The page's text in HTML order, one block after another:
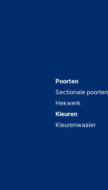
Poorten
Sectionale poorten
Hekwerk
Kleuren
Kleurenwaaier